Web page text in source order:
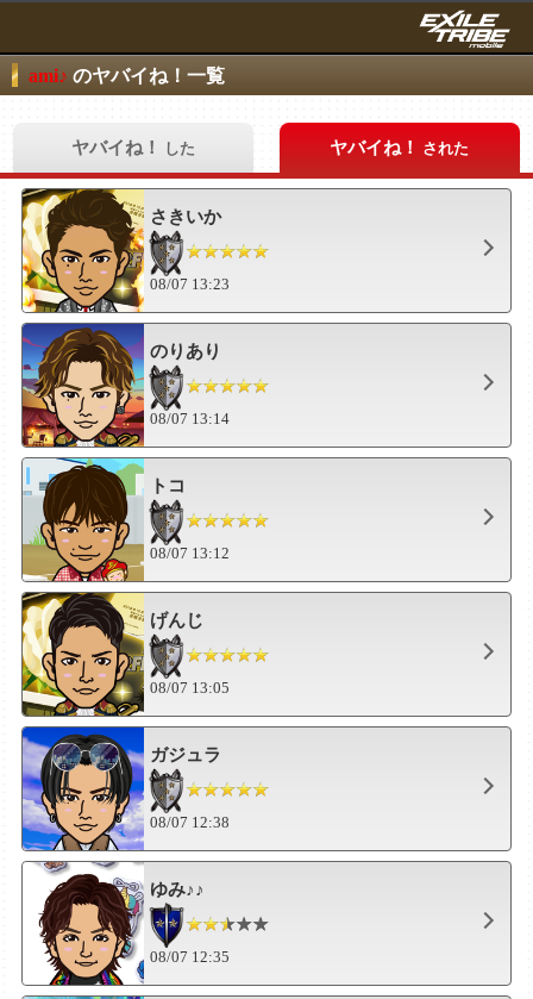
ami♪ のヤバイね！一覧
ヤバイね！ した ヤバイね！ された
さきいか
08/07 13:23
のりあり
08/07 13:14
トコ
08/07 13:12
げんじ
08/07 13:05
ガジュラ
08/07 12:38
ゆみ♪♪
08/07 12:35